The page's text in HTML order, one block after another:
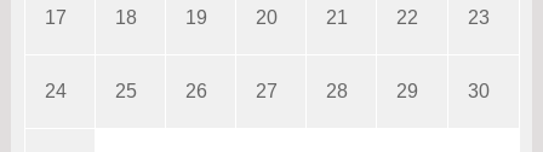
17 18 19 20 21 22 23
24 25 26 27 28 29 30